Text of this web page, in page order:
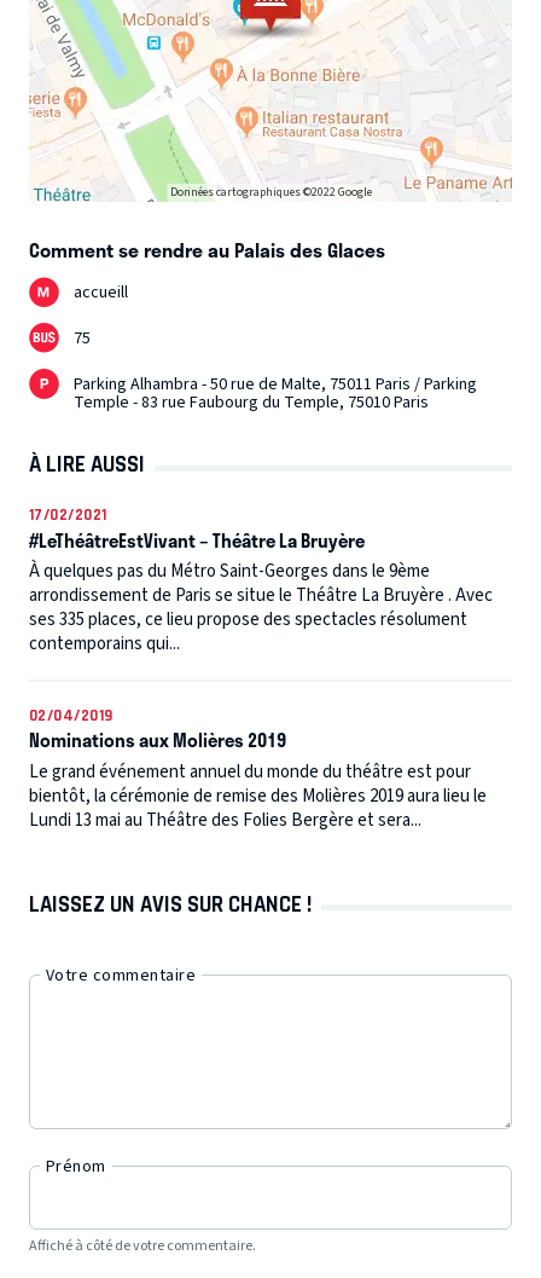
Données cartographiques ©2022 Google
Comment se rendre au Palais des Glaces
accueill
75
Parking Alhambra - 50 rue de Malte, 75011 Paris / Parking
Temple - 83 rue Faubourg du Temple, 75010 Paris
À LIRE AUSSI
17/02/2021
#LeThéâtreEstVivant – Théâtre La Bruyère
À quelques pas du Métro Saint-Georges dans le 9ème
arrondissement de Paris se situe le Théâtre La Bruyère . Avec
ses 335 places, ce lieu propose des spectacles résolument
contemporains qui...
02/04/2019
Nominations aux Molières 2019
Le grand événement annuel du monde du théâtre est pour
bientôt, la cérémonie de remise des Molières 2019 aura lieu le
Lundi 13 mai au Théâtre des Folies Bergère et sera...
LAISSEZ UN AVIS SUR CHANCE !
Votre commentaire
Prénom
Affiché à côté de votre commentaire.